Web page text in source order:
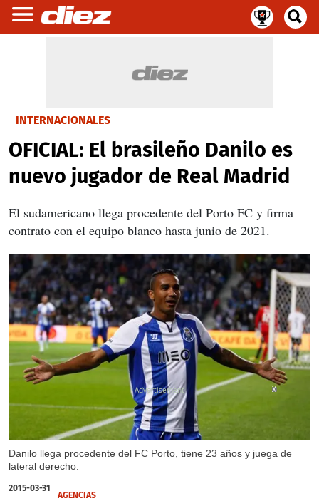
INTERNACIONALES
OFICIAL: El brasileño Danilo es
nuevo jugador de Real Madrid
El sudamericano llega procedente del Porto FC y firma
contrato con el equipo blanco hasta junio de 2021.
Danilo llega procedente del FC Porto, tiene 23 años y juega de
lateral derecho.
X
2015-03-31
AGENCIAS